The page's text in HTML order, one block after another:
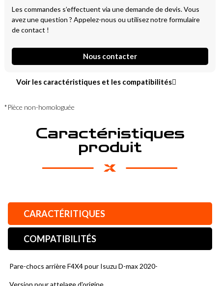
Les commandes s’effectuent via une demande de devis. Vous
avez une question ? Appelez-nous ou utilisez notre formulaire
de contact !
Nous contacter
Voir les caractéristiques et les compatibilités
*Pièce non-homologuée
Caractéristiques
produit
CARACTÉRITIQUES
COMPATIBILITÉS
Pare-chocs arrière F4X4 pour Isuzu D-max 2020-